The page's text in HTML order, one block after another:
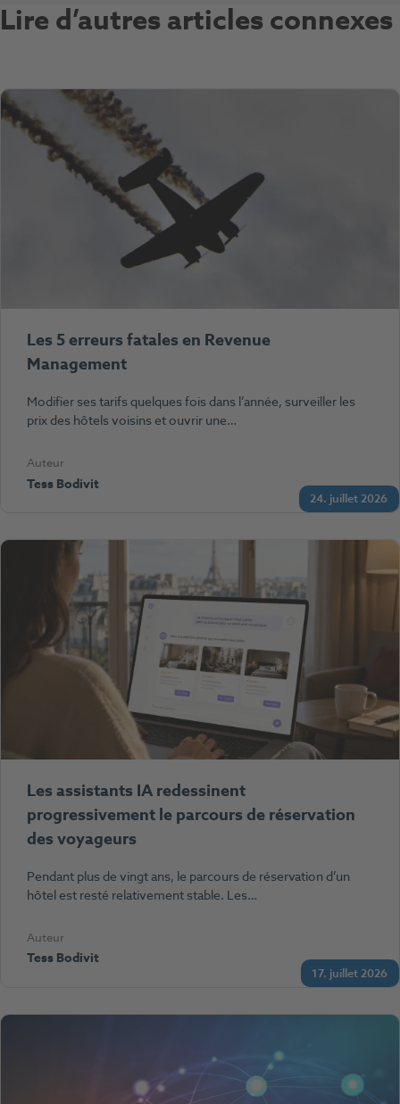
Lire d’autres articles connexes
24. juillet 2026
Les 5 erreurs fatales en Revenue
Management
Modifier ses tarifs quelques fois dans l’année, surveiller les
prix des hôtels voisins et ouvrir une…
Auteur
Tess Bodivit
17. juillet 2026
Les assistants IA redessinent
progressivement le parcours de réservation
des voyageurs
Pendant plus de vingt ans, le parcours de réservation d’un
hôtel est resté relativement stable. Les…
Auteur
Tess Bodivit